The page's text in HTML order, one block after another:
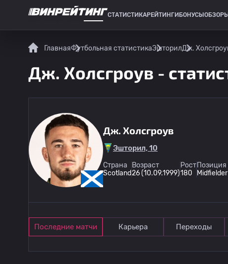
СТАТИСТИКАРЕЙТИНГИ БОНУСЫ ОБЗОРЫ
ГлавнаяФутбольная статистикаЭшторилДж.
Дж. Холсгроув -
Дж. Холсгроув
Эшторил, 10
Страна
Scotland
Возраст
26 (10.09.1999)
Рост
180
Позиция
Midfielder
Последние матчи Карьера Переходы